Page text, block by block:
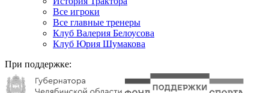
Все игроки
Все главные тренеры
Клуб Валерия Белоусова
Клуб Юрия Шумакова
При поддержке: